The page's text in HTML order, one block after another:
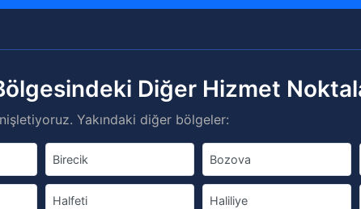
Diğer Hizmet
Yakındaki diğer bölgeler:
Birecik Bozova
Halfeti Haliliye